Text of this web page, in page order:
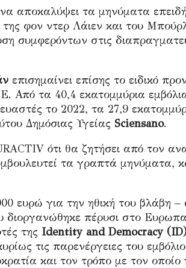
αποκαλύψει τα μηνύματα επειδή
φον ντερ Λάιεν και του
συμφερόντων στις
επισημαίνει επίσης το ειδικό
Από τα 40,4 εκατομμύρια
το 2022, τα 27,9
Δημόσιας Υγείας Sciensano.
ότι θα ζητήσει από τον
τα γραπτά μηνύματα,
ευρώ για την ηθική του βλάβη
πέρυσι στο
της Identity and Democracy (ID)
τις παρενέργειες του
και τον τρόπο με τον οποίο